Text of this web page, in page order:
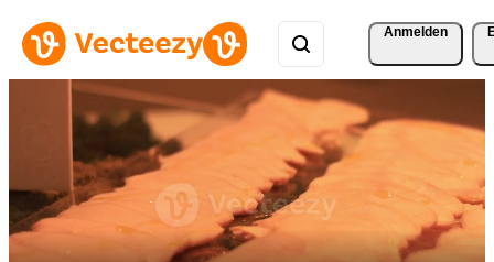
Anmelden